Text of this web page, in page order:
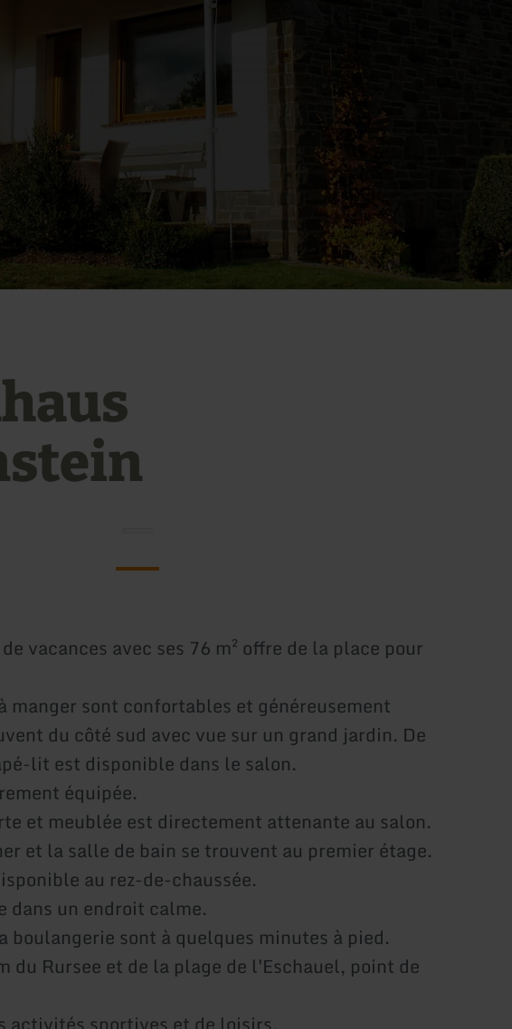
vacances avec ses 76 m² offre de la place pour
manger sont confortables et généreusement
du côté sud avec vue sur un grand jardin. De
lit est disponible dans le salon.
équipée.
et meublée est directement attenante au salon.
et la salle de bain se trouvent au premier étage.
au rez-de-chaussée.
dans un endroit calme.
boulangerie sont à quelques minutes à pied.
du Rursee et de la plage de l'Eschauel, point de